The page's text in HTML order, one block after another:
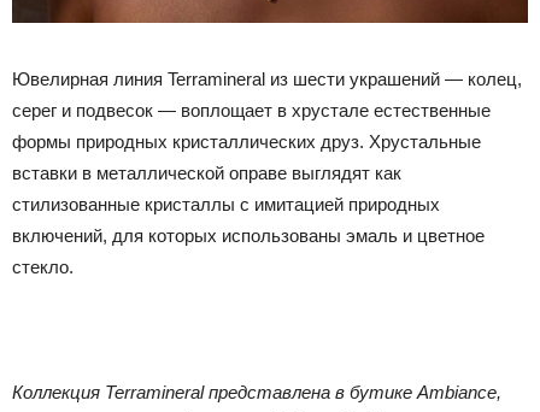
Ювелирная линия Terramineral из шести украшений — колец,
серег и подвесок — воплощает в хрустале естественные
формы природных кристаллических друз. Хрустальные
вставки в металлической оправе выглядят как
стилизованные кристаллы с имитацией природных
включений, для которых использованы эмаль и цветное
стекло.
Коллекция Terramineral представлена в бутике Ambiance,